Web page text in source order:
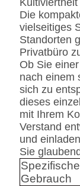
Die
vielseitiges
Standorten
Privatbüro
Ob Sie
nach einem
sich zu
dieses
mit Ihrem
Verstand
und
Sie
Gebrauch